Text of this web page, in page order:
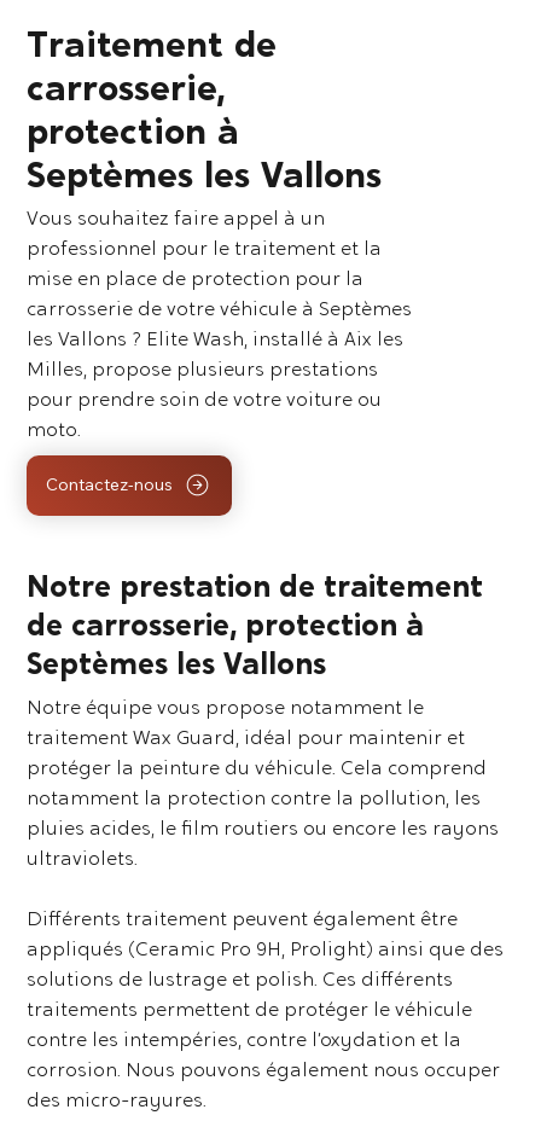
Traitement de
carrosserie,
protection à
Septèmes les Vallons
Vous souhaitez faire appel à un
professionnel pour le traitement et la
mise en place de protection pour la
carrosserie de votre véhicule à Septèmes
les Vallons ? Elite Wash, installé à Aix les
Milles, propose plusieurs prestations
pour prendre soin de votre voiture ou
moto.
Contactez-nous
Notre prestation de traitement
de carrosserie, protection à
Septèmes les Vallons
Notre équipe vous propose notamment le
traitement Wax Guard, idéal pour maintenir et
protéger la peinture du véhicule. Cela comprend
notamment la protection contre la pollution, les
pluies acides, le film routiers ou encore les rayons
ultraviolets.
Différents traitement peuvent également être
appliqués (Ceramic Pro 9H, Prolight) ainsi que des
solutions de lustrage et polish. Ces différents
traitements permettent de protéger le véhicule
contre les intempéries, contre l’oxydation et la
corrosion. Nous pouvons également nous occuper
des micro-rayures.